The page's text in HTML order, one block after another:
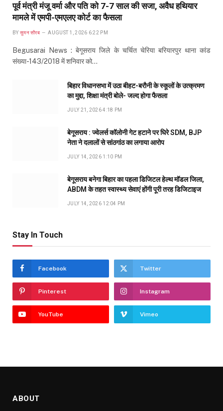
पूर्व मंत्री मंजू वर्मा और पति को 7-7 साल की सजा, अवैध हथियार
मामले में एमपी-एमएलए कोर्ट का फैसला
BY सुमन सौरब AUGUST 1, 2026 6:22 PM
Begusarai News : बेगूसराय जिले के चर्चित चेरिया बरियारपुर थाना कांड
संख्या-143/2018 में शनिवार को…
बिहार विधानसभा में उठा बीहट-बरौनी के स्कूलों के उत्क्रमण
का मुद्दा, शिक्षा मंत्री बोले- जल्द होगा फैसला
JULY 21, 2026 4:18 PM
बेगूसराय : ज्वेलर्स कॉलोनी गेट हटाने पर घिरे SDM, BJP
नेता ने दलालों से सांठगांठ का लगाया आरोप
JULY 14, 2026 1:10 PM
बेगूसराय बनेगा बिहार का पहला डिजिटल हेल्थ मॉडल जिला,
ABDM के तहत स्वास्थ्य सेवाएं होंगी पूरी तरह डिजिटाइज
JULY 14, 2026 12:04 PM
Stay In Touch
Facebook Twitter
Pinterest Instagram
YouTube Vimeo
ABOUT